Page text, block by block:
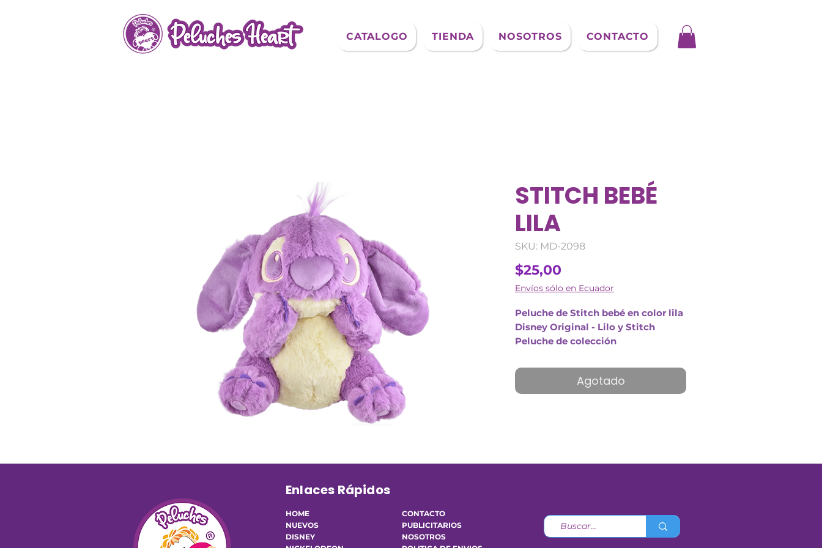
CATALOGO TIENDA NOSOTROS CONTACTO
STITCH BEBÉ
LILA
SKU: MD-2098
$25,00
Envíos sólo en Ecuador
Peluche de Stitch bebé en color lila
Disney Original - Lilo y Stitch
Peluche de colección
Agotado
HOME
NUEVOS
DISNEY
CONTACTO
PUBLICITARIOS
NOSOTROS
Enlaces Rápidos